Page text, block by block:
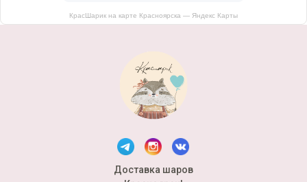
КрасШарик на карте Красноярска — Яндекс Карты
Доставка шаров